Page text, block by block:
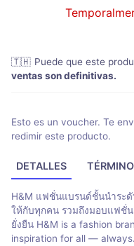
🇹🇭 Puede que este
ventas son definitivas.
Esto es un voucher. Te
redimir este producto.
DETALLES
H&M แฟชั่นแบรนด์ชั้นนำระ
ให้กับทุกคน รวมถึงมอบแฟชั่
ยั่งยืน H&M is a fashion
inspiration for all —